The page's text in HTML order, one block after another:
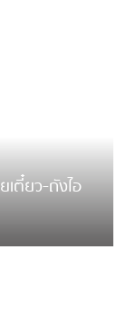
ตี๋ยว-ถังไอ